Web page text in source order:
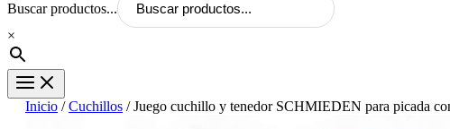
Buscar productos...
×
Inicio /Cuchillos / Juego cuchillo y tenedor SCHMIEDEN para picada